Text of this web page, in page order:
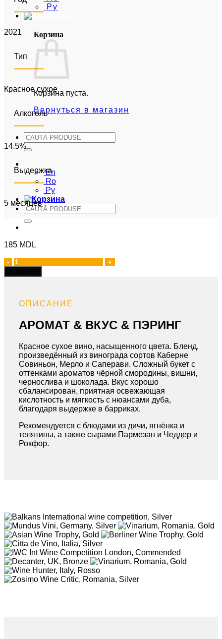
Ру
Корзина
Корзина пуста.
Вернуться в магазин
Искать:
En
Ro
Ру
Искать:
2021
Тип
Красное сухое
Алкоголь
14.5%
Выдержка
5 месяцев
185 MDL
Количество
товара
Cabernet
ОПИСАНИЕ
АРОМАТ & ВКУС & ПЭРИНГ
Красное сухое вино, насыщенного цвета. Бленд,
произведённый из винограда сортов Каберне
Совиньон, Мерло и Саперави. Сложный букет с
оттенками ароматов чёрной смородины, вишни,
чернослива и шоколада. Вкус хорошо
сбалансирован, приятная освежающая
кислотность и мягкость с нюансами дуба,
благодаря выдержке в барриках.
Рекомендуется с блюдами из дичи, ягнёнка и
телятины, а также сырами Пармезан и Чеддер и
Рокфор.